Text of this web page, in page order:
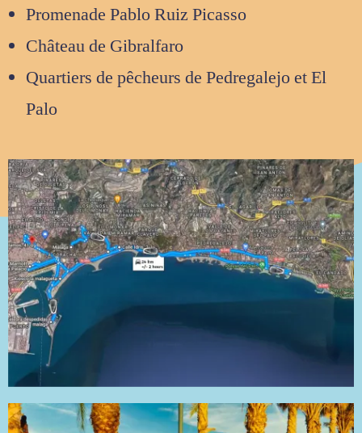
Promenade Pablo Ruiz Picasso
Château de Gibralfaro
Quartiers de pêcheurs de Pedregalejo et El
Palo